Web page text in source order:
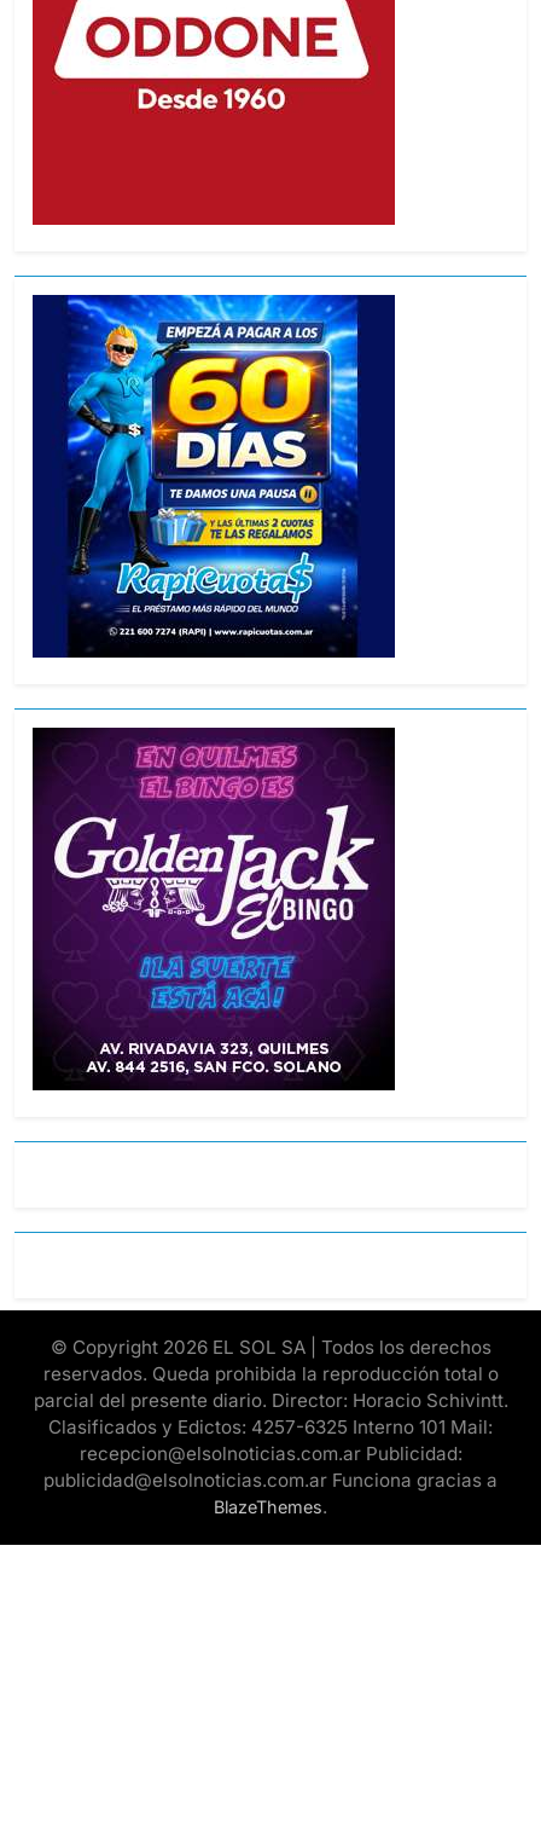
© Copyright 2026 EL SOL SA | Todos los derechos
reservados. Queda prohibida la reproducción total o
parcial del presente diario. Director: Horacio Schivintt.
Clasificados y Edictos: 4257-6325 Interno 101 Mail:
recepcion@elsolnoticias.com.ar Publicidad:
publicidad@elsolnoticias.com.ar Funciona gracias a
BlazeThemes.